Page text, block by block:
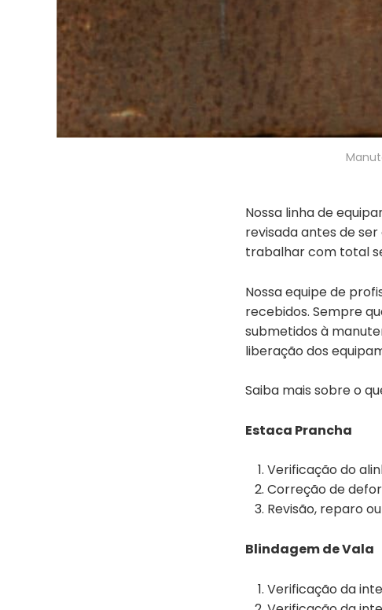
Nossa linha de
revisada antes de
trabalhar com total
Nossa equipe de
recebidos. Sempre
submetidos à
liberação dos
Saiba mais sobre o
Estaca Prancha
Verificação do
Correção de
Revisão, reparo
Blindagem de Vala
Verificação da